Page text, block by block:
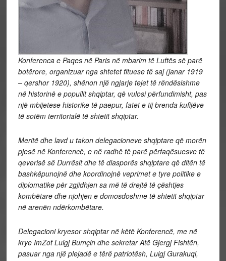
Konferenca e Paqes në Paris në mbarim të Luftës së parë
botërore, organizuar nga shtetet fituese të saj (janar 1919
– qershor 1920), shënon një ngjarje tejet të rëndësishme
në historinë e popullit shqiptar, që vulosi përfundimisht, pas
një mbijetese historike të paepur, fatet e tij brenda kufijëve
të sotëm territorialë të shtetit shqiptar.
Meritë dhe lavd u takon delegacioneve shqiptare që morën
pjesë në Konferencë, e në radhë të parë përfaqësuesve të
qeverisë së Durrësit dhe të diasporës shqiptare që ditën të
bashkëpunojnë dhe koordinojnë veprimet e tyre politike e
diplomatike për zgjidhjen sa më të drejtë të çështjes
kombëtare dhe njohjen e domosdoshme të shtetit shqiptar
në arenën ndërkombëtare.
Delegacioni kryesor shqiptar në këtë Konferencë, me në
krye ImZot Luigj Bumçin dhe sekretar Atë Gjergj Fishtën,
pasuar nga një plejadë e tërë patriotësh, Luigj Gurakuqi,